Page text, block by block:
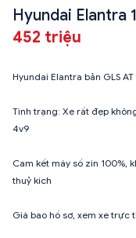
Hyundai Elantra
452 triệu
Hyundai Elantra bản GLS
Tình trạng: Xe rất đẹp
4v9
Cam kết máy số zin 100%,
thuỷ kích
Giá bao hồ sơ, xem xe trực